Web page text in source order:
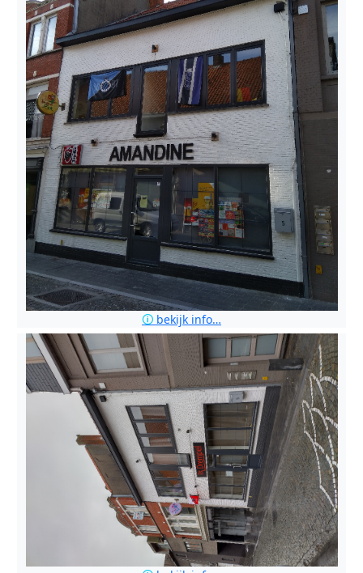
🛈 bekijk info…